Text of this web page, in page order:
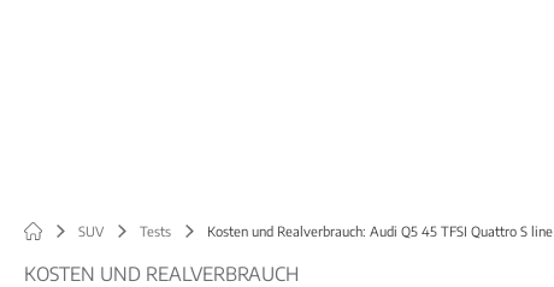
SUV Tests Kosten und Realverbrauch: Audi Q5 45 TFSI Quattro S line
KOSTEN UND REALVERBRAUCH